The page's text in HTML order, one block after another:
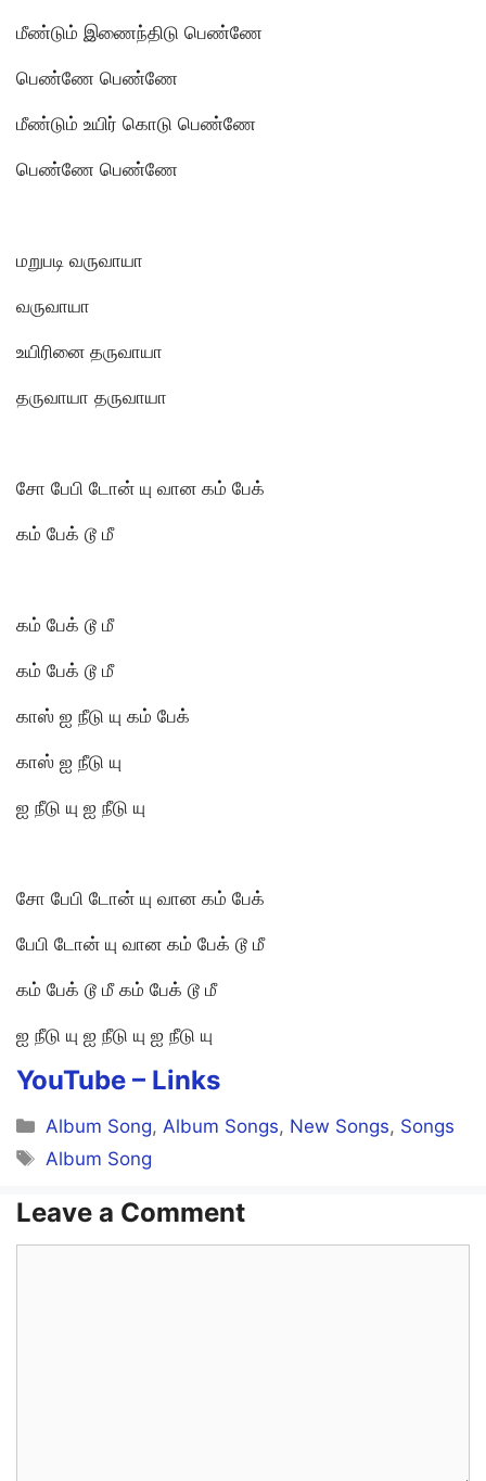
மீண்டும் இணைந்திடு பெண்ணே
பெண்ணே பெண்ணே
மீண்டும் உயிர் கொடு பெண்ணே
பெண்ணே பெண்ணே
மறுபடி வருவாயா
வருவாயா
உயிரினை தருவாயா
தருவாயா தருவாயா
சோ பேபி டோன் யு வான கம் பேக்
கம் பேக் டூ மீ
கம் பேக் டூ மீ
கம் பேக் டூ மீ
காஸ் ஐ நீடு யு கம் பேக்
காஸ் ஐ நீடு யு
ஐ நீடு யு ஐ நீடு யு
சோ பேபி டோன் யு வான கம் பேக்
பேபி டோன் யு வான கம் பேக் டூ மீ
கம் பேக் டூ மீ கம் பேக் டூ மீ
ஐ நீடு யு ஐ நீடு யு ஐ நீடு யு
YouTube – Links
Categories
Album Song,Album Songs, New Songs, Songs
Tags
Album Song
Leave a Comment